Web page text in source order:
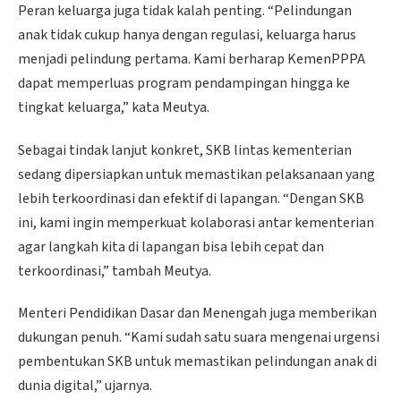
Peran keluarga juga tidak kalah penting. “Pelindungan
anak tidak cukup hanya dengan regulasi, keluarga harus
menjadi pelindung pertama. Kami berharap KemenPPPA
dapat memperluas program pendampingan hingga ke
tingkat keluarga,” kata Meutya.
Sebagai tindak lanjut konkret, SKB lintas kementerian
sedang dipersiapkan untuk memastikan pelaksanaan yang
lebih terkoordinasi dan efektif di lapangan. “Dengan SKB
ini, kami ingin memperkuat kolaborasi antar kementerian
agar langkah kita di lapangan bisa lebih cepat dan
terkoordinasi,” tambah Meutya.
Menteri Pendidikan Dasar dan Menengah juga memberikan
dukungan penuh. “Kami sudah satu suara mengenai urgensi
pembentukan SKB untuk memastikan pelindungan anak di
dunia digital,” ujarnya.